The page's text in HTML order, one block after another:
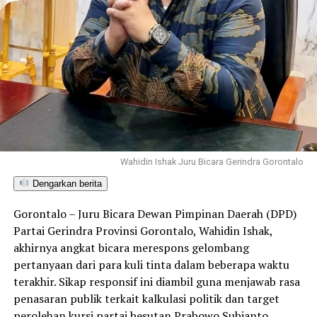
Putih Gorontalo
DON'T MISS
Bupati Saipul Libatkan Berbagai Elemen Pada Forum
Konsultasi Publik RKPD
Wahidin Ishak Juru Bicara Gerindra Gorontalo
Dengarkan berita
Gorontalo – Juru Bicara Dewan Pimpinan Daerah (DPD)
Partai Gerindra Provinsi Gorontalo, Wahidin Ishak,
akhirnya angkat bicara merespons gelombang
pertanyaan dari para kuli tinta dalam beberapa waktu
terakhir. Sikap responsif ini diambil guna menjawab rasa
penasaran publik terkait kalkulasi politik dan target